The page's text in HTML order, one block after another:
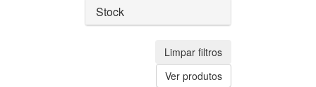
Stock
Limpar filtros
Ver produtos